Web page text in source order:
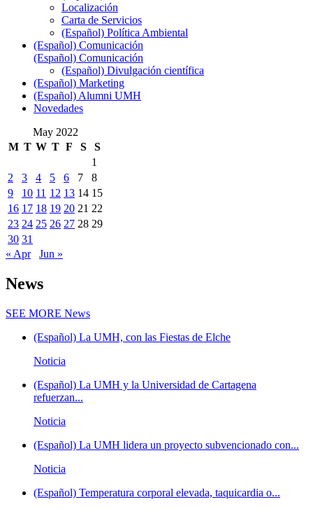
Localización
Carta de Servicios
(Español) Política Ambiental
(Español) Comunicación
(Español) Comunicación
(Español) Divulgación científica
(Español) Marketing
(Español) Alumni UMH
Novedades
May 2022
M T W T F S
S
1
2
3 4 5 6 7
8
9
10 11 12 13 14 15
16 17 18 19 20 21 22
23 24 25 26 27 28 29
30 31
« Apr
Jun »
News
SEE MORE News
(Español) La UMH, con las Fiestas de Elche
Noticia
(Español) La UMH y la Universidad de Cartagena
refuerzan...
Noticia
(Español) La UMH lidera un proyecto subvencionado con...
Noticia
(Español) Temperatura corporal elevada, taquicardia o...